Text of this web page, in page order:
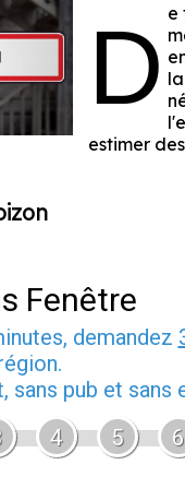
D e
estimer
Fenêtre
demandez
sans pub et sans
4 5 6